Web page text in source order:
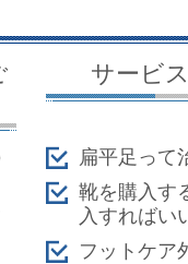
サービ
扁平足って
靴を購入す
入すればい
フットケア